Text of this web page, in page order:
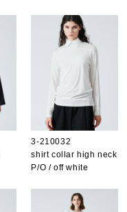
3-210032
shirt collar high neck
P/O / off white